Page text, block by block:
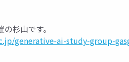
杉山です。
generative-ai-study-group-